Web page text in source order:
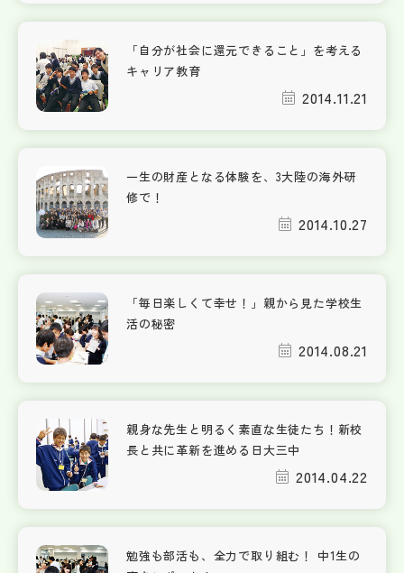
「自分が社会に還元できること」を考える
キャリア教育
2014.11.21
一生の財産となる体験を、3大陸の海外研
修で！
2014.10.27
「毎日楽しくて幸せ！」親から見た学校生
活の秘密
2014.08.21
親身な先生と明るく素直な生徒たち！新校
長と共に革新を進める日大三中
2014.04.22
勉強も部活も、全力で取り組む！ 中1生の